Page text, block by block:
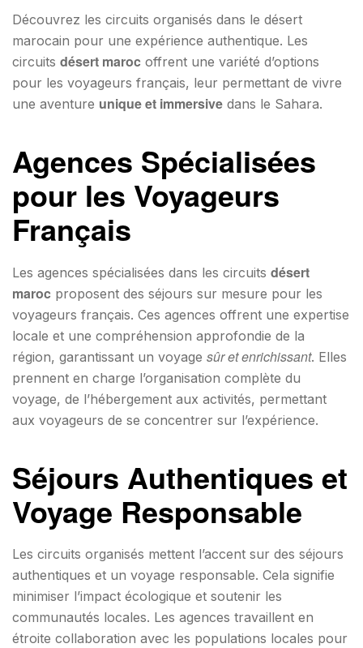
Découvrez les circuits organisés dans le désert
marocain pour une expérience authentique. Les
circuits désert maroc offrent une variété d’options
pour les voyageurs français, leur permettant de vivre
une aventure unique et immersive dans le Sahara.
Agences Spécialisées
pour les Voyageurs
Français
Les agences spécialisées dans les circuits désert
maroc proposent des séjours sur mesure pour les
voyageurs français. Ces agences offrent une expertise
locale et une compréhension approfondie de la
région, garantissant un voyage sûr et enrichissant. Elles
prennent en charge l’organisation complète du
voyage, de l’hébergement aux activités, permettant
aux voyageurs de se concentrer sur l’expérience.
Séjours Authentiques et
Voyage Responsable
Les circuits organisés mettent l’accent sur des séjours
authentiques et un voyage responsable. Cela signifie
minimiser l’impact écologique et soutenir les
communautés locales. Les agences travaillent en
étroite collaboration avec les populations locales pour